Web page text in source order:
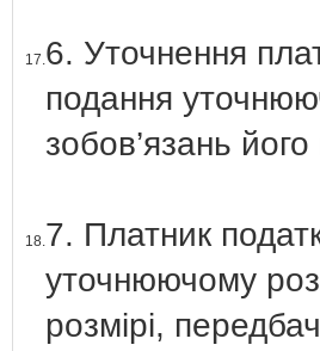
17.6. Уточнення
подання
зобов’язань його
18.7. Платник
уточнюючому
розмірі,